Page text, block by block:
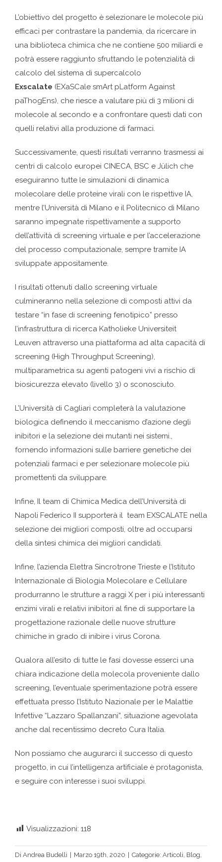
L’obiettivo del progetto è selezionare le molecole più
efficaci per contrastare la pandemia, da ricercare in
una biblioteca chimica che ne contiene 500 miliardi e
potrà essere raggiunto sfruttando le potenzialità di
calcolo del sistema di supercalcolo
Exscalate (EXaSCale smArt pLatform Against
paThogEns), che riesce a valutare più di 3 milioni di
molecole al secondo e a confrontare questi dati con
quelli relativi alla produzione di farmaci.
Successivamente, questi risultati verranno trasmessi ai
centri di calcolo europei CINECA, BSC e Jülich che
eseguiranno tutte le simulazioni di dinamica
molecolare delle proteine ​​virali con le rispettive IA,
mentre l’Università di Milano e il Politecnico di Milano
saranno impegnate rispettivamente a supporto
dell’attività di screening virtuale e per l’accelerazione
del processo computazionale, sempre tramite IA
sviluppate appositamente.
I risultati ottenuti dallo screening virtuale
culmineranno nella selezione di composti attivi da
testare “in fase di screening fenotipico” presso
l’infrastruttura di ricerca Katholieke Universiteit
Leuven attraverso una piattaforma ad alta capacità di
screening (High Throughput Screening),
multiparametrica su agenti patogeni vivi a rischio di
biosicurezza elevato (livello 3) o sconosciuto.
L’Università di Cagliari completerà la valutazione
biologica definendo il meccanismo d’azione degli
inibitori e la selezione dei mutanti nei sistemi.,
fornendo informazioni sulle barriere genetiche dei
potenziali farmaci e per selezionare molecole più
promettenti da sviluppare.
Infine, Il team di Chimica Medica dell’Università di
Napoli Federico II supporterà il team EXSCALATE nella
selezione dei migliori composti, oltre ad occuparsi
della sintesi chimica dei migliori candidati.
Infine, l’azienda Elettra Sincrotrone Trieste e l’Istituto
Internazionale di Biologia Molecolare e Cellulare
produrranno le strutture a raggi X per i più interessanti
enzimi virali e relativi inibitori al fine di supportare la
progettazione razionale delle nuove strutture
chimiche in grado di inibire i virus Corona.
Qualora all’esito di tutte le fasi dovesse esserci una
chiara indicazione della molecola proveniente dallo
screening, l’eventuale sperimentazione potrà essere
effettuata presso l’Istituto Nazionale per le Malattie
Infettive “Lazzaro Spallanzani”, situazione agevolata
anche dal recentissimo decreto Cura Italia.
Non possiamo che augurarci il successo di questo
progetto, in cui l’intelligenza artificiale è protagonista,
e seguire con interesse i suoi sviluppi.
Visualizzazioni: 118
Di Andrea Budelli Marzo 19th, 2020 Categorie: Articoli, Blog,